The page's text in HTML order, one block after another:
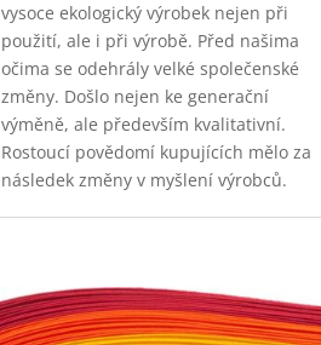
vysoce ekologický výrobek nejen při
použití, ale i při výrobě. Před našima
očima se odehrály velké společenské
změny. Došlo nejen ke generační
výměně, ale především kvalitativní.
Rostoucí povědomí kupujících mělo za
následek změny v myšlení výrobců.